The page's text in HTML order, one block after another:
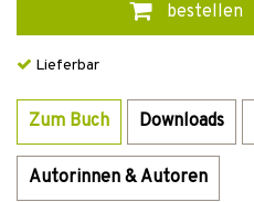
bestellen
Lieferbar
Zum Buch Downloads
Autorinnen & Autoren